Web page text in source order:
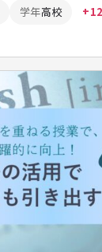
学年高校 +12